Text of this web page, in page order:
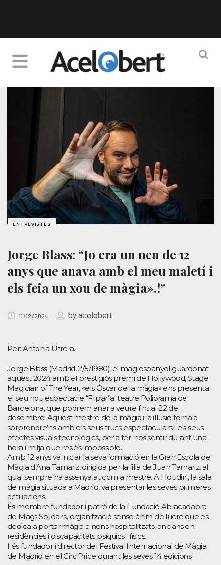
ENTREVISTES
Jorge Blass: “Jo era un nen de 12
anys que anava amb el meu maletí i
els feia un xou de màgia».!”
11/12/2024 by acelobert
Per: Antonia Utrera.-
Jorge Blass (Madrid, 2/5/1980), el mag espanyol guardonat
aquest 2024 amb el prestigiós premi de Hollywood, Stage
Magician of The Year, «els Óscar de la màgia» ens presenta
el seu nou espectacle “Flipar”al teatre Poliorama de
Barcelona, que podrem anar a veure fins al 22 de
desembre! Aquest mestre de la màgia i la il·lusió torna a
sorprendre’ns amb els seus trucs espectaculars i els seus
efectes visuals tecnològics, per a fer-nos sentir durant una
hora i mitja que res és impossible.
Amb 12 anys va iniciar la seva formació en la Gran Escola de
Màgia d’Ana Tamariz, dirigida per la filla de Juan Tamariz, al
qual sempre ha assenyalat com a mestre. A Houdini, la sala
de màgia situada a Madrid, va presentar les seves primeres
actuacions.
És membre fundador i patró de la Fundació Abracadabra
de Mags Solidaris, organització sense ànim de lucre que es
dedica a portar màgia a nens hospitalitzats, ancians en
residències i discapacitats psíquics i físics.
I és fundador i director del Festival Internacional de Màgia
de Madrid en el Circ Price durant les seves 14 edicions.